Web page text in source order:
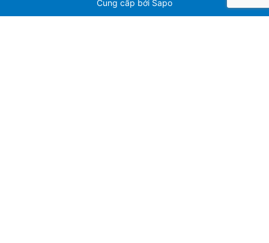
Cung cấp bởi Sapo